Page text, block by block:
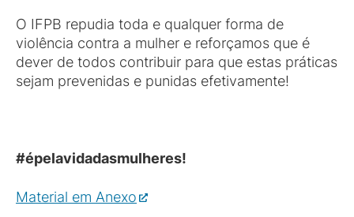
O IFPB repudia toda e qualquer forma de
violência contra a mulher e reforçamos que é
dever de todos contribuir para que estas práticas
sejam prevenidas e punidas efetivamente!
#épelavidadasmulheres!
Material em Anexo